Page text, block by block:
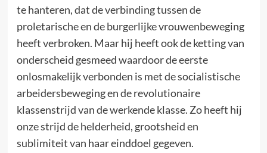
te hanteren, dat de verbinding tussen de
proletarische en de burgerlijke vrouwenbeweging
heeft verbroken. Maar hij heeft ook de ketting van
onderscheid gesmeed waardoor de eerste
onlosmakelijk verbonden is met de socialistische
arbeidersbeweging en de revolutionaire
klassenstrijd van de werkende klasse. Zo heeft hij
onze strijd de helderheid, grootsheid en
sublimiteit van haar einddoel gegeven.